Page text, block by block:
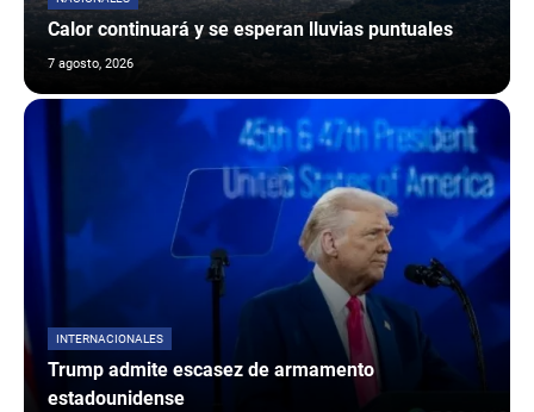
Calor continuará y se esperan lluvias puntuales
7 agosto, 2026
INTERNACIONALES
Trump admite escasez de armamento
estadounidense